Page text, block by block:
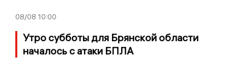
08/08 10:00
Утро субботы для Брянской области
началось с атаки БПЛА